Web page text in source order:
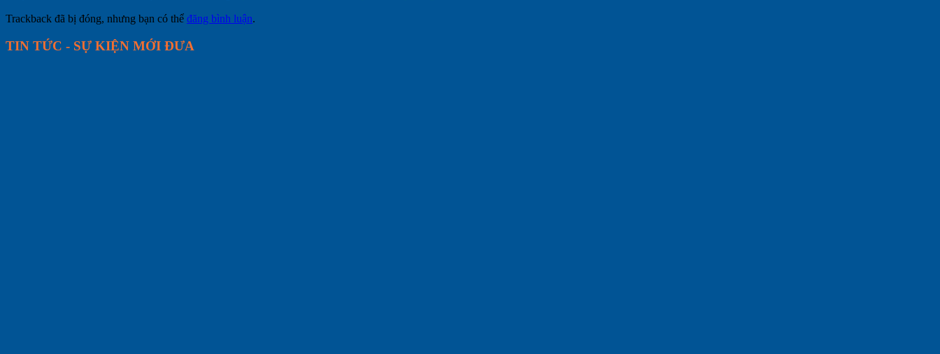
Trackback đã bị đóng, nhưng bạn có thể đăng bình luận.
TIN TỨC - SỰ KIỆN MỚI ĐƯA